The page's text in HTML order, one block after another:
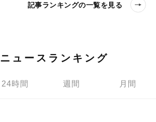
記事ランキングの一覧を見る
ニュースランキング
24時間 週間 月間